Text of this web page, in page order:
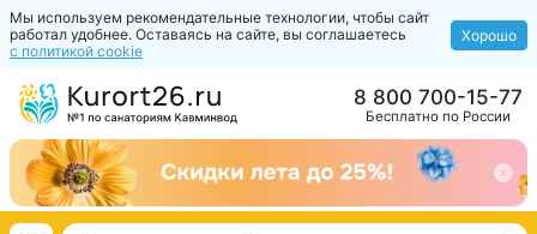
Мы используем рекомендательные технологии, чтобы сайт
работал удобнее. Оставаясь на сайте, вы соглашаетесь
с политикой cookie
Хорошо
Бесплатно по России
8 800 700-15-77